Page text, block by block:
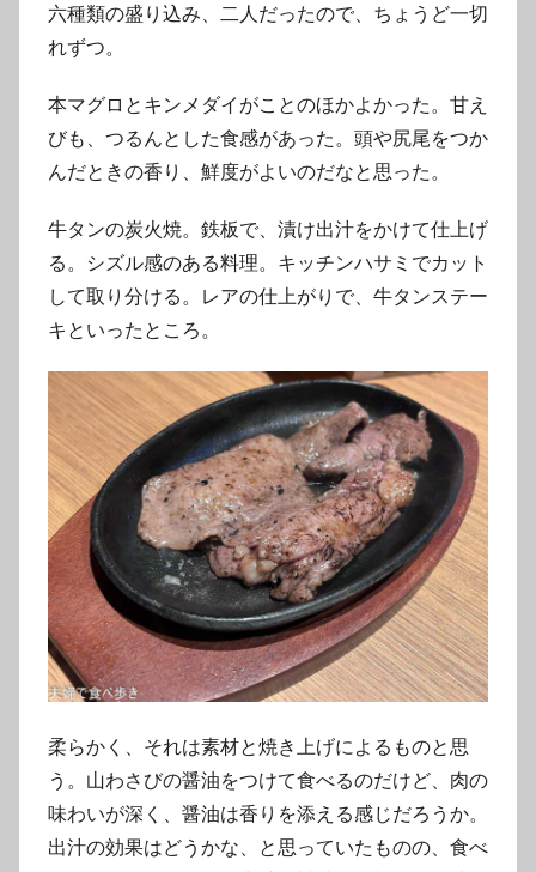
六種類の盛り込み、二人だったので、ちょうど一切
れずつ。
本マグロとキンメダイがことのほかよかった。甘え
びも、つるんとした食感があった。頭や尻尾をつか
んだときの香り、鮮度がよいのだなと思った。
牛タンの炭火焼。鉄板で、漬け出汁をかけて仕上げ
る。シズル感のある料理。キッチンハサミでカット
して取り分ける。レアの仕上がりで、牛タンステー
キといったところ。
柔らかく、それは素材と焼き上げによるものと思
う。山わさびの醤油をつけて食べるのだけど、肉の
味わいが深く、醤油は香りを添える感じだろうか。
出汁の効果はどうかな、と思っていたものの、食べ